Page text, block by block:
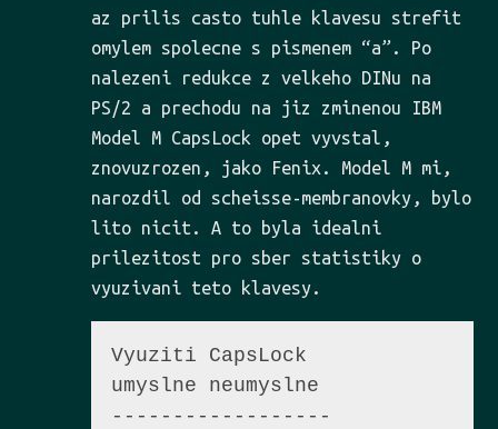
az prilis casto tuhle klavesu strefit
omylem spolecne s pismenem “a”. Po
nalezeni redukce z velkeho DINu na
PS/2 a prechodu na jiz zminenou IBM
Model M CapsLock opet vyvstal,
znovuzrozen, jako Fenix. Model M mi,
narozdil od scheisse-membranovky, bylo
lito nicit. A to byla idealni
prilezitost pro sber statistiky o
vyuzivani teto klavesy.
Vyuziti CapsLock
umyslne neumyslne
------------------